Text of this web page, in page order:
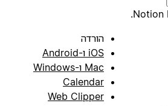
הורדה
iOS ו-Android
Mac ו-Windows
Calendar
Web Clipper